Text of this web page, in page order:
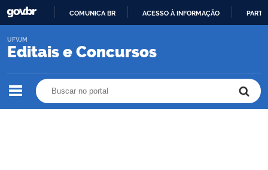
O
COMUNICA BR ACESSO À INFORMAÇÃO
Editais e Concursos
UFVJM